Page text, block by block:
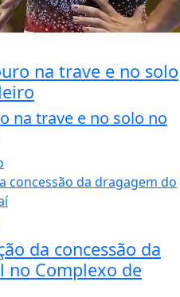
na trave e no solo
na trave e no solo no
da concessão da
no Complexo de